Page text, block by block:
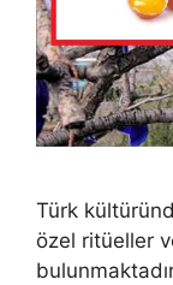
Türk
özel ritüeller